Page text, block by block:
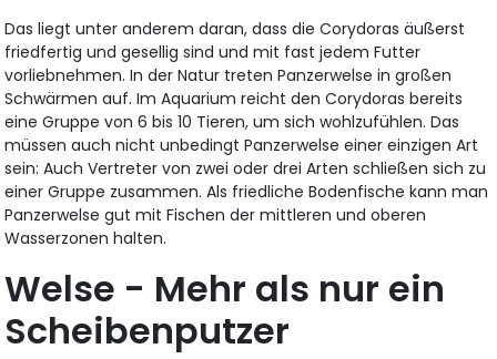
Das liegt unter anderem daran, dass die Corydoras äußerst
friedfertig und gesellig sind und mit fast jedem Futter
vorliebnehmen. In der Natur treten Panzerwelse in großen
Schwärmen auf. Im Aquarium reicht den Corydoras bereits
eine Gruppe von 6 bis 10 Tieren, um sich wohlzufühlen. Das
müssen auch nicht unbedingt Panzerwelse einer einzigen Art
sein: Auch Vertreter von zwei oder drei Arten schließen sich zu
einer Gruppe zusammen. Als friedliche Bodenfische kann man
Panzerwelse gut mit Fischen der mittleren und oberen
Wasserzonen halten.
Welse - Mehr als nur ein
Scheibenputzer